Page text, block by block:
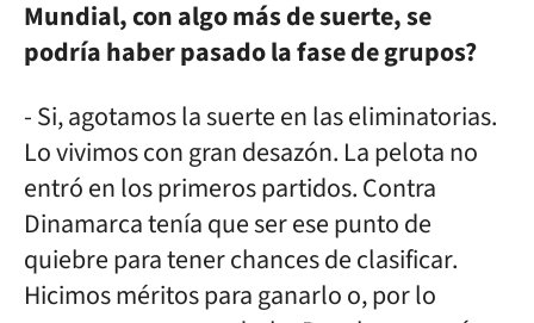
Mundial, con algo más de suerte, se
podría haber pasado la fase de grupos?
- Si, agotamos la suerte en las eliminatorias.
Lo vivimos con gran desazón. La pelota no
entró en los primeros partidos. Contra
Dinamarca tenía que ser ese punto de
quiebre para tener chances de clasificar.
Hicimos méritos para ganarlo o, por lo